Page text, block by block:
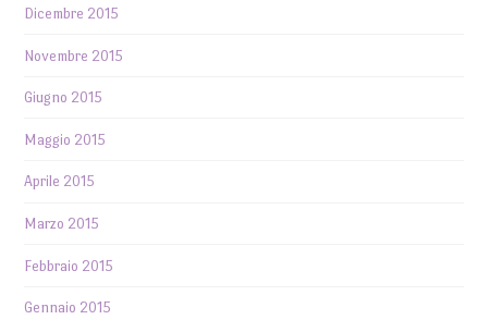
Dicembre 2015
Novembre 2015
Giugno 2015
Maggio 2015
Aprile 2015
Marzo 2015
Febbraio 2015
Gennaio 2015